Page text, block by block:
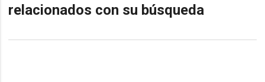
relacionados con su búsqueda